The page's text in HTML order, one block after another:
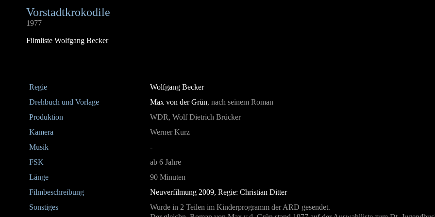
Vorstadtkrokodile
1977
Filmliste Wolfgang Becker
Regie
Wolfgang Becker
Drehbuch und Vorlage
Max von der Grün, nach seinem Roman
Produktion
WDR, Wolf Dietrich Brücker
Kamera
Werner Kurz
Musik
-
FSK
ab 6 Jahre
Länge
90 Minuten
Filmbeschreibung
Neuverfilmung 2009, Regie: Christian Ditter
Sonstiges
Wurde in 2 Teilen im Kinderprogramm der ARD gesendet.